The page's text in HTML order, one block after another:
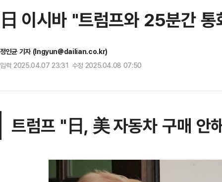
日 이시바 "트럼프와 25분간
정인균 기자 (Ingyun@dailian.co.kr)
입력 2025.04.07 23:31 수정 2025.04.08 07:50
트럼프 "日, 美 자동차 구매 안